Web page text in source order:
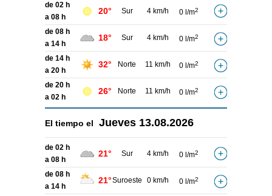
de 02 h
a 08 h
20° Sur 4 km/h 0 l/m2
de 08 h
a 14 h
18° Sur 4 km/h 0 l/m2
de 14 h
a 20 h
32° Norte 11 km/h 0 l/m2
de 20 h
a 02 h
26° Norte 11 km/h 0 l/m2
El tiempo el Jueves 13.08.2026
de 02 h
a 08 h
21° Sur 4 km/h 0 l/m2
de 08 h
a 14 h
21°Suroeste 0 km/h 0 l/m2